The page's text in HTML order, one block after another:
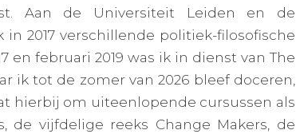
Aan de Universiteit Leiden en de
2017 verschillende politiek-filosofische
en februari 2019 was ik in dienst vanThe
ik tot de zomer van 2026 bleef doceren,
hierbij om uiteenlopende cursussen als
, de vijfdelige reeks Change Makers, de